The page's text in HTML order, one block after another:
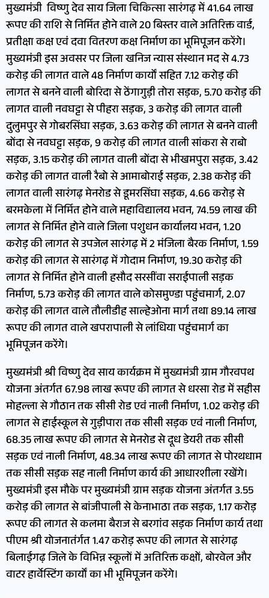
मुख्यमंत्री विष्णु देव साय जिला चिकित्सा सारंगढ़ में 41.64 लाख
रूपए की राशि से निर्मित होने वाले 20 बिस्तर वाले अतिरिक्त वार्ड,
प्रतीक्षा कक्ष एवं दवा वितरण कक्ष निर्माण का भूमिपूजन करेंगे।
मुख्यमंत्री इस अवसर पर जिला खनिज न्यास संस्थान मद से 4.73
करोड़ की लागत वाले 48 निर्माण कार्यों सहित 7.12 करोड़ की
लागत से बनने वाली बोरिदा से ठेंगागुड़ी तोरा सड़क, 5.70 करोड़ की
लागत वाली नवघट्टा से पीहरा सड़क, 3 करोड़ की लागत वाली
दुलुमपुर से गोबरसिंघा सड़क, 3.63 करोड़ की लागत से बनने वाली
बोंदा से नवघट्टा सड़क, 9 करोड़ की लागत वाली सांकरा से राबो
सड़क, 3.15 करोड़ की लागत वाली बोंदा से भीखमपुरा सड़क, 3.42
करोड़ की लागत वाली रैबो से आमाबोराई सड़क, 2.38 करोड़ की
लागत वाली सारंगढ़ मेनरोड से डूमरसिंघा सड़क, 4.66 करोड़ से
बरमकेला में निर्मित होने वाले महाविद्यालय भवन, 74.59 लाख की
लागत से निर्मित होने वाले जिला पशुधन कार्यालय भवन, 1.20
करोड़ की लागत से उपजेल सारंगढ़ में 2 मंजिला बैरक निर्माण, 1.59
करोड़ की लागत से सारंगढ़ में गोदाम निर्माण, 19.30 करोड़ की
लागत से निर्मित होने वाली हसौद सरसींवा सराईपाली सड़क
निर्माण, 5.73 करोड़ की लागत वाले कोसमुण्डा पहुंचमार्ग, 2.07
करोड़ की लागत वाले तौलीडीह साल्हेओना मार्ग तथा 89.14 लाख
रूपए की लागत वाले खपरापाली से लांधिया पहुंचमार्ग का
भूमिपूजन करेंगे।
मुख्यमंत्री श्री विष्णु देव साय कार्यक्रम में मुख्यमंत्री ग्राम गौरवपथ
योजना अंतर्गत 67.98 लाख रूपए की लागत से धरसा रोड में सहीस
मोहल्ला से गौठान तक सीसी रोड एवं नाली निर्माण, 1.02 करोड़ की
लागत से हाईस्कूल से गुड़ीपारा तक सीसी सड़क एवं नाली निर्माण,
68.35 लाख रूपए की लागत से मेनरोड से दूध डेयरी तक सीसी
सड़क एवं नाली निर्माण, 48.34 लाख रूपए की लागत से पोरथधाम
तक सीसी सड़क सह नाली निर्माण कार्य की आधारशीला रखेंगे।
मुख्यमंत्री इस मौके पर मुख्यमंत्री ग्राम सड़क योजना अंतर्गत 3.55
करोड़ की लागत से बांजीपाली से केनाभाठा तक सड़क, 1.17 करोड़
रूपए की लागत से कलमा बैराज से बरगांव सड़क निर्माण कार्य तथा
पीएम श्री योजनातंर्गत 1.47 करोड़ रूपए की लागत से सारंगढ़
बिलाईगढ़ जिले के विभिन्न स्कूलों में अतिरिक्त कक्षों, बोरवेल और
वाटर हार्वेस्टिंग कार्यों का भी भूमिपूजन करेंगे।